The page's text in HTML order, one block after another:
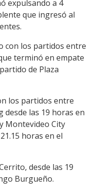
expulsando a 4
que ingresó al
con los partidos entre
terminó en empate
de Plaza
los partidos entre
las 19 horas en
Montevideo City
horas en el
desde las 19
Burgueño.